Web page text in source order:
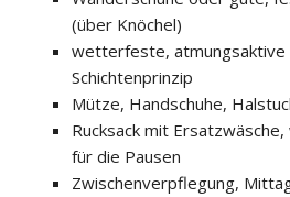
(über Knöchel)
wetterfeste, atmungsaktive
Schichtenprinzip
Mütze, Handschuhe,
Rucksack mit
für die Pausen
Zwischenverpflegung,